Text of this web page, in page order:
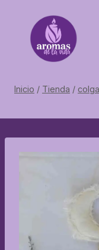
contenido
Inicio / Tienda /